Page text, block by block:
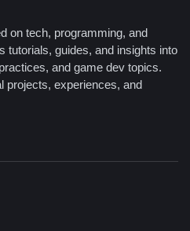
on tech, programming, and
tutorials, guides, and insights into
and game dev topics.
projects, experiences, and